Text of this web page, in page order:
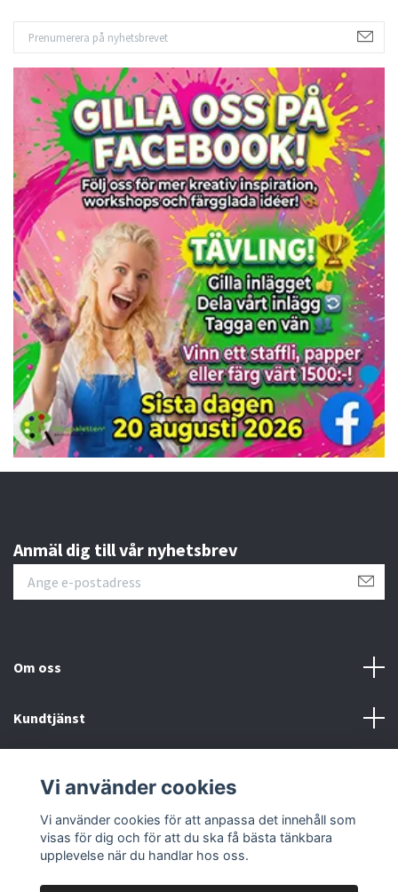
Anmäl dig till vår nyhetsbrev
Om oss
Kundtjänst
Sociala medier
Vi använder cookies
Vi använder cookies för att anpassa det innehåll som
visas för dig och för att du ska få bästa tänkbara
upplevelse när du handlar hos oss.